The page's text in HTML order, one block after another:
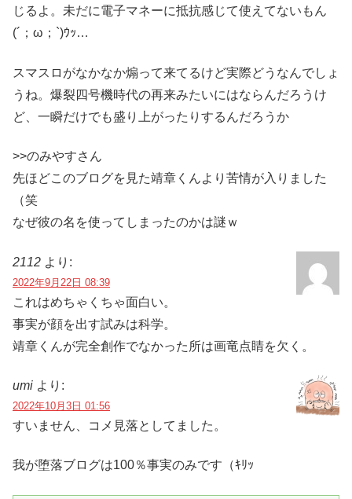
じるよ。未だに電子マネーに抵抗感じて使えてないもん
(´；ω；`)ｳｯ…
スマスロがなかなか煽って来てるけど実際どうなんでしょ
うね。爆裂四号機時代の再来みたいにはならんだろうけ
ど、一瞬だけでも盛り上がったりするんだろうか
>>のみやすさん
先ほどこのブログを見た靖章くんより苦情が入りました
（笑
なぜ彼の名を使ってしまったのかは謎ｗ
2112 より:
2022年9月22日 08:39
これはめちゃくちゃ面白い。
事実が顔を出す試みは科学。
靖章くんが完全創作でなかった所は画竜点睛を欠く。
umi より:
2022年10月3日 01:56
すいません、コメ見落としてました。
我が堕落ブログは100％事実のみです（ｷﾘｯ